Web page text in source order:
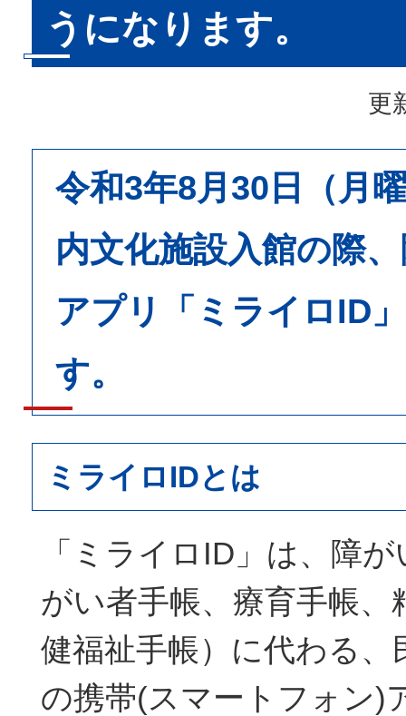
うになります。
更
令和3年8月30日（月
内文化施設入館の際
アプリ「ミライロID
す。
ミライロIDとは
「ミライロID」は、障
がい者手帳、療育手帳、
健福祉手帳）に代わる、
の携帯(スマートフォン)